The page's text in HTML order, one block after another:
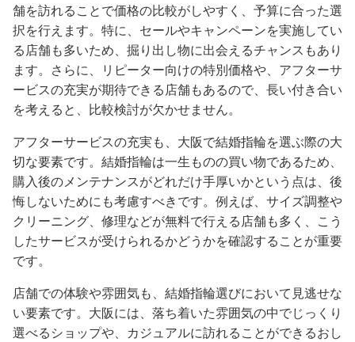
舗を訪れることで価格の比較がしやすく、予算に合った選
択を行えます。特に、セールやキャンペーンを実施してい
る店舗も多いため、掘り出し物に出会えるチャンスもあり
ます。さらに、リピーター向けの特別価格や、アフターサ
ービスの充実が期待できる店舗もあるので、長い付き合い
を考えると、比較検討が欠かせません。
アフターサービスの充実も、大阪で結婚指輪を選ぶ際の大
切な要素です。結婚指輪は一生ものの買い物であるため、
購入後のメンテナンスがどれだけ手厚いかという点は、後
悔しないためにも考慮すべきです。例えば、サイズ調整や
クリーニング、修理などが無料で行える店舗も多く、こう
したサービスが受けられるかどうかを確認することが重要
です。
店舗での体験や雰囲気も、結婚指輪選びにおいて見逃せな
い要素です。大阪には、落ち着いた雰囲気の中でじっくり
選べるショップや、カジュアルに訪れることができるおし